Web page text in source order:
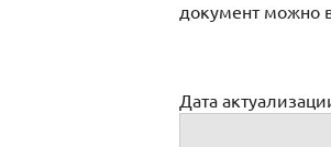
документ можно
Дата